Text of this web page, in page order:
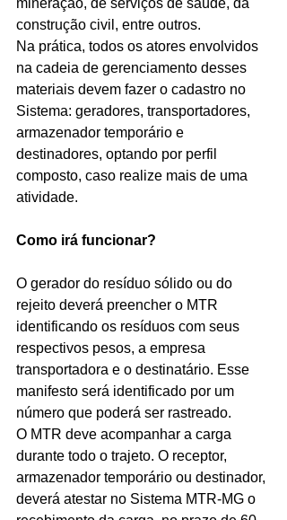
mineração, de serviços de saúde, da
construção civil, entre outros.
Na prática, todos os atores envolvidos
na cadeia de gerenciamento desses
materiais devem fazer o cadastro no
Sistema: geradores, transportadores,
armazenador temporário e
destinadores, optando por perfil
composto, caso realize mais de uma
atividade.
Como irá funcionar?
O gerador do resíduo sólido ou do
rejeito deverá preencher o MTR
identificando os resíduos com seus
respectivos pesos, a empresa
transportadora e o destinatário. Esse
manifesto será identificado por um
número que poderá ser rastreado.
O MTR deve acompanhar a carga
durante todo o trajeto. O receptor,
armazenador temporário ou destinador,
deverá atestar no Sistema MTR-MG o